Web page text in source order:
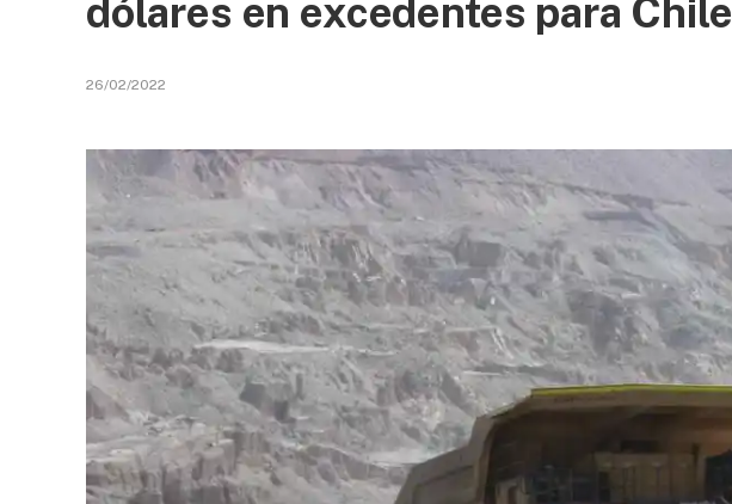
dólares en excedentes para Chile
26/02/2022